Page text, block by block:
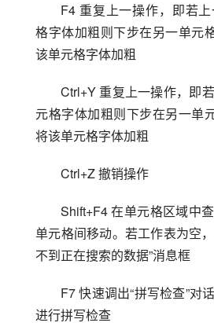
F4 重复上一操作，即若
格字体加粗则下步在另一单元
该单元格字体加粗
Ctrl+Y 重复上一操作，即
元格字体加粗则下步在另一单
将该单元格字体加粗
Ctrl+Z 撤销操作
Shift+F4 在单元格区域中
单元格间移动。若工作表为空
不到正在搜索的数据”消息框
F7 快速调出“拼写检查”对
进行拼写检查